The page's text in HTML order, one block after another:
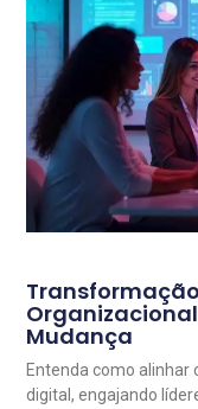
Mudança
Entenda como
digital, engajando